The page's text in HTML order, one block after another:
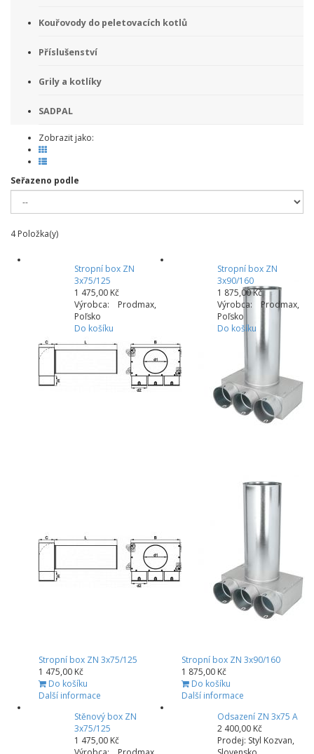
Kouřovody do peletovacích kotlů
Příslušenství
Grily a kotlíky
SADPAL
Zobrazit jako:
Seřazeno podle
4Položka(y)
Stropní box ZN
3x75/125
1 475,00 Kč
Výrobca: Prodmax,
Poľsko
Do košíku
Stropní box ZN 3x75/125
1 475,00 Kč
Do košíku
Další informace
Stropní box ZN
3x90/160
1 875,00 Kč
Výrobca: Prodmax,
Poľsko
Do košíku
Stropní box ZN 3x90/160
1 875,00 Kč
Do košíku
Další informace
Stěnový box ZN
3x75/125
1 475,00 Kč
Odsazení ZN 3x75 A
2 400,00 Kč
Prodej: Styl Kozvan,